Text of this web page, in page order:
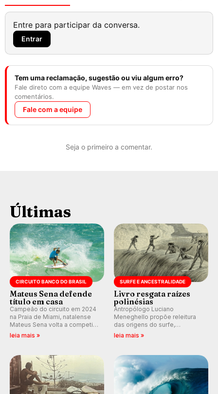
Entre para participar da conversa.
Entrar
Tem uma reclamação, sugestão ou viu algum erro?
Fale direto com a equipe Waves — em vez de postar nos
comentários.
Fale com a equipe
Seja o primeiro a comentar.
Últimas
CIRCUITO BANCO DO BRASIL
Mateus Sena defende
título em casa
Campeão do circuito em 2024
na Praia de Miami, natalense
Mateus Sena volta a competir
em casa em busca de manter a
hegemonia potiguar em etapa
leia mais »
SURFE E ANCESTRALIDADE
Livro resgata raízes
polinésias
Antropólogo Luciano
Meneghello propõe releitura
das origens do surfe,
resgatando a cultura polinésia
e questionando a visão
prática em esporte e indústria.
leia mais »